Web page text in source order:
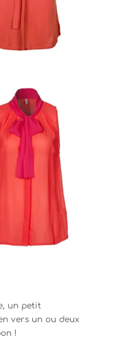
un petit
vers un ou deux
!